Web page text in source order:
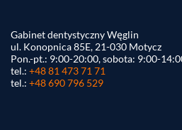
Gabinet dentystyczny Węglin
ul. Konopnica 85E, 21-030 Motycz
Pon.-pt.: 9:00-20:00, sobota: 9:00-
tel.: +48 81 473 71 71
tel.: +48 690 796 529